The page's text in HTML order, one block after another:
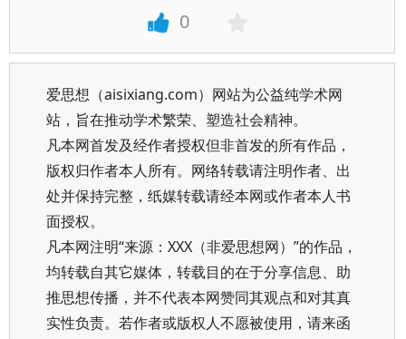
0
爱思想（aisixiang.com）网站为公益纯学术网
站，旨在推动学术繁荣、塑造社会精神。
凡本网首发及经作者授权但非首发的所有作品，
版权归作者本人所有。网络转载请注明作者、出
处并保持完整，纸媒转载请经本网或作者本人书
面授权。
凡本网注明“来源：XXX（非爱思想网）”的作品，
均转载自其它媒体，转载目的在于分享信息、助
推思想传播，并不代表本网赞同其观点和对其真
实性负责。若作者或版权人不愿被使用，请来函